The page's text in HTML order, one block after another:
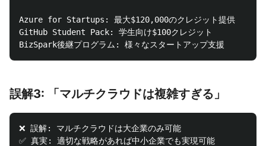
Azure for Startups: 最大$120,000のクレジット提供
GitHub Student Pack: 学生向け$100クレジット
誤解3: 「マルチクラウドは複雑すぎる」
❌ 誤解: マルチクラウドは大企業のみ可能
✅ 真実: 適切な戦略があれば中小企業でも実現可能